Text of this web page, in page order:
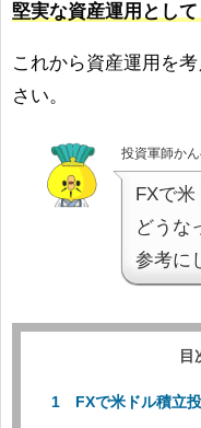
堅実な資産運用とし
これから資産運用を
さい。
投資軍師かん
FXで
どうな
参考に
目
FXで米ドル積立